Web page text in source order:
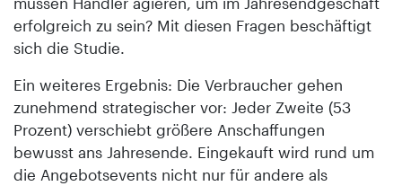
erfolgreich zu sein? Mit diesen Fragen beschäftigt
sich die Studie.
Ein weiteres Ergebnis: Die Verbraucher gehen
zunehmend strategischer vor: Jeder Zweite (53
Prozent) verschiebt größere Anschaffungen
bewusst ans Jahresende. Eingekauft wird rund um
die Angebotsevents nicht nur für andere als